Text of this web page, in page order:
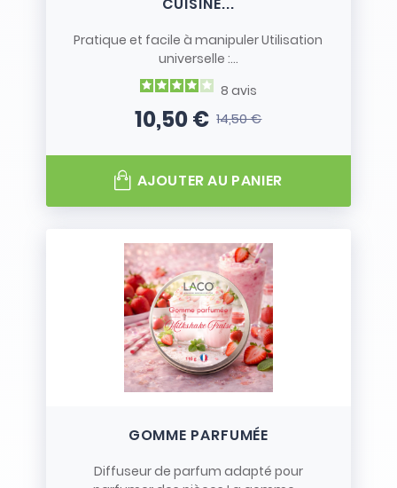
Pratique et facile à manipuler Utilisation
universelle :...
8 avis
Prix
10,50 €Prix de base
14,50 €
AJOUTER AU PANIER
GOMME PARFUMÉE
Diffuseur de parfum adapté pour